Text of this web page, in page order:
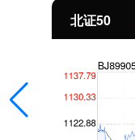
北证50